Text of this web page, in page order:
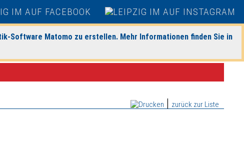
Software Matomo zu erstellen. Mehr Informationen finden Sie in
zurück zur Liste